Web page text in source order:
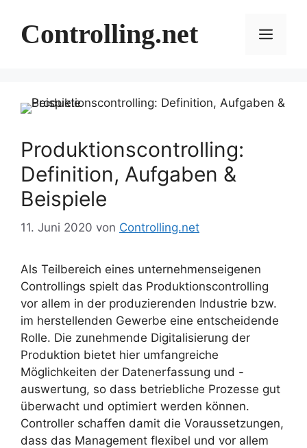
Inhalt
springenControlling.net Menü
Produktionscontrolling:
Definition, Aufgaben &
Beispiele
11. Juni 2020 von Controlling.net
Als Teilbereich eines unternehmenseigenen
Controllings spielt das Produktionscontrolling
vor allem in der produzierenden Industrie bzw.
im herstellenden Gewerbe eine entscheidende
Rolle. Die zunehmende Digitalisierung der
Produktion bietet hier umfangreiche
Möglichkeiten der Datenerfassung und -
auswertung, so dass betriebliche Prozesse gut
überwacht und optimiert werden können.
Controller schaffen damit die Voraussetzungen,
dass das Management flexibel und vor allem